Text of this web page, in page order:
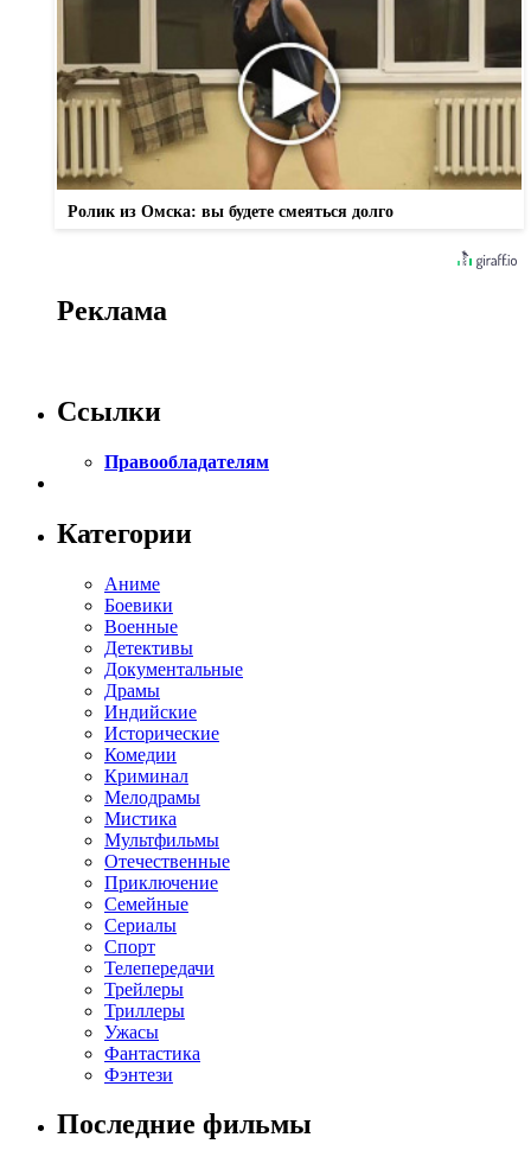
Ролик из Омска: вы будете смеяться долго
Реклама
Ссылки
Правообладателям
Категории
Аниме
Боевики
Военные
Детективы
Документальные
Драмы
Индийские
Исторические
Комедии
Криминал
Мелодрамы
Мистика
Мультфильмы
Отечественные
Приключение
Семейные
Сериалы
Спорт
Телепередачи
Трейлеры
Триллеры
Ужасы
Фантастика
Фэнтези
Последние фильмы